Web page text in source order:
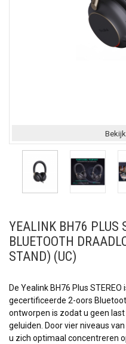
YEALINK BH76 PLUS
BLUETOOTH
STAND) (UC)
De Yealink BH76 Plus
gecertificeerde 2-oors
ontworpen is zodat u geen
geluiden. Door vier niveaus
u zich optimaal concentreren